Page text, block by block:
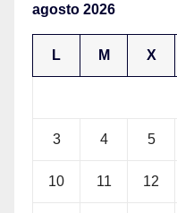
agosto 2026
L M X
3 4 5
10 11 12